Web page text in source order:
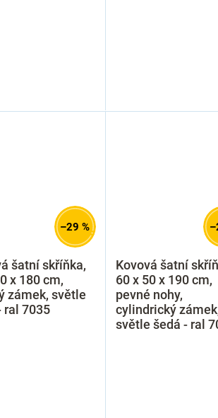
–29 %
šatní skříňka,
x 180 cm,
zámek, světle
ral 7035
Kovová šatní
60 x 50 x 190 cm,
pevné nohy,
cylindrický
světle šedá - ral